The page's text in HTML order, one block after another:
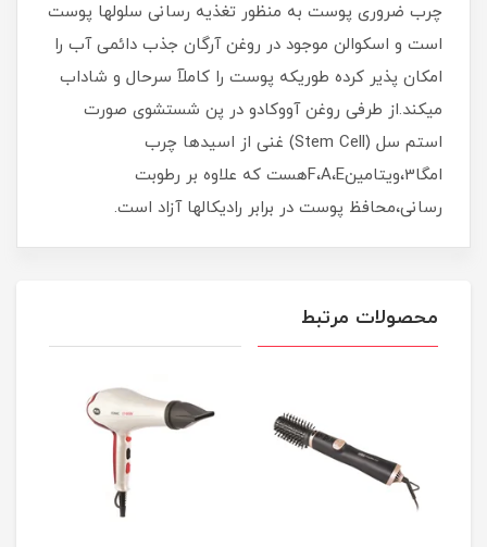
چرب ضروری پوست به منظور تغذیه رسانی سلولها پوست
است و اسکوالن موجود در روغن آرگان جذب دائمی آب را
امکان پذیر کرده طوریکه پوست را کاملآ سرحال و شاداب
میکند.از طرفی روغن آووکادو در پن شستشوی صورت
استم سل (Stem Cell) غنی از اسیدها چرب
امگا3،ویتامینF،A،Eهست که علاوه بر رطوبت
رسانی،محافظ پوست در برابر رادیکالها آزاد است.
محصولات مرتبط